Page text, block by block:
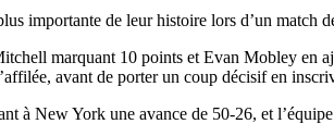
importante de leur histoire lors d’un match
marquant 10 points et Evan Mobley en
avant de porter un coup décisif en
à New York une avance de 50-26, et